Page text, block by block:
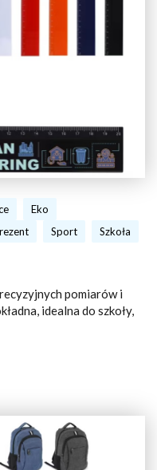
Eko
Sport Szkoła
pomiarów i
idealna do szkoły,